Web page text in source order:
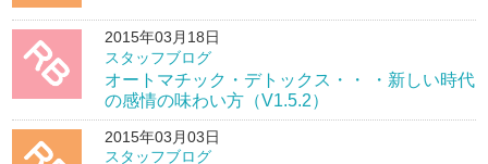
2015年03月18日
スタッフブログ
オートマチック・デトックス・・ ・新しい時代
の感情の味わい方（V1.5.2）
2015年03月03日
スタッフブログ